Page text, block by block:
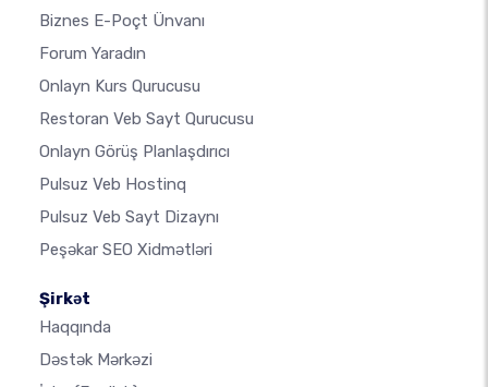
Biznes E-Poçt Ünvanı
Forum Yaradın
Onlayn Kurs Qurucusu
Restoran Veb Sayt Qurucusu
Onlayn Görüş Planlaşdırıcı
Pulsuz Veb Hostinq
Pulsuz Veb Sayt Dizaynı
Peşəkar SEO Xidmətləri
Şirkət
Haqqında
Dəstək Mərkəzi